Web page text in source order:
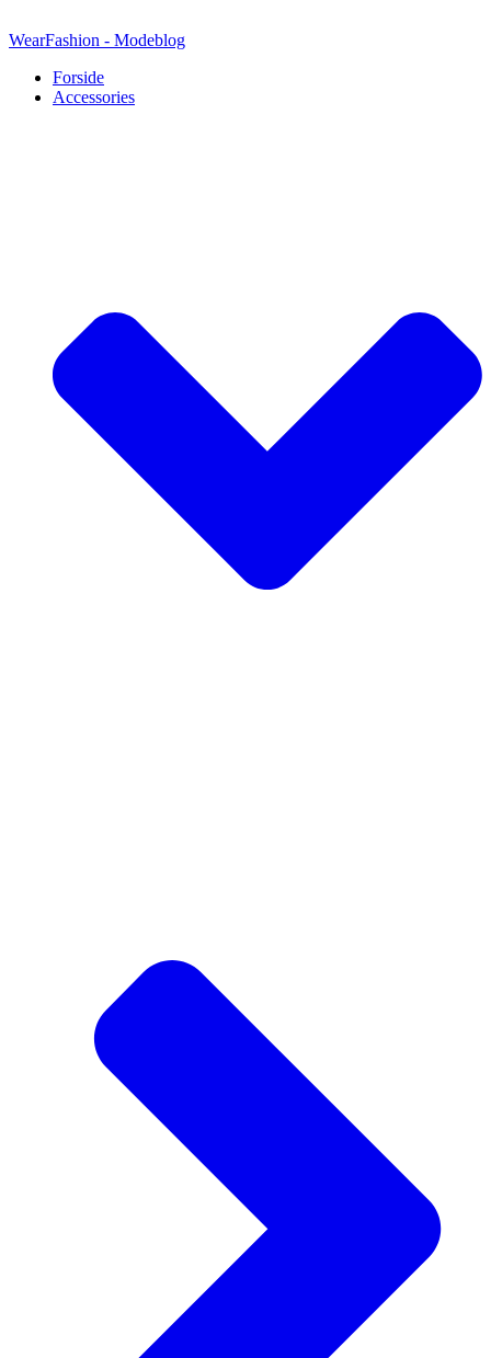
til
WearFashion - Modeblog
Forside
Accessories